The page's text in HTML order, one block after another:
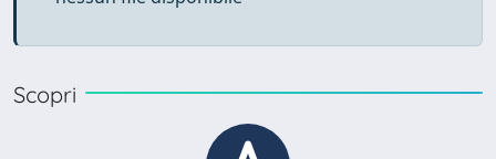
Scopri